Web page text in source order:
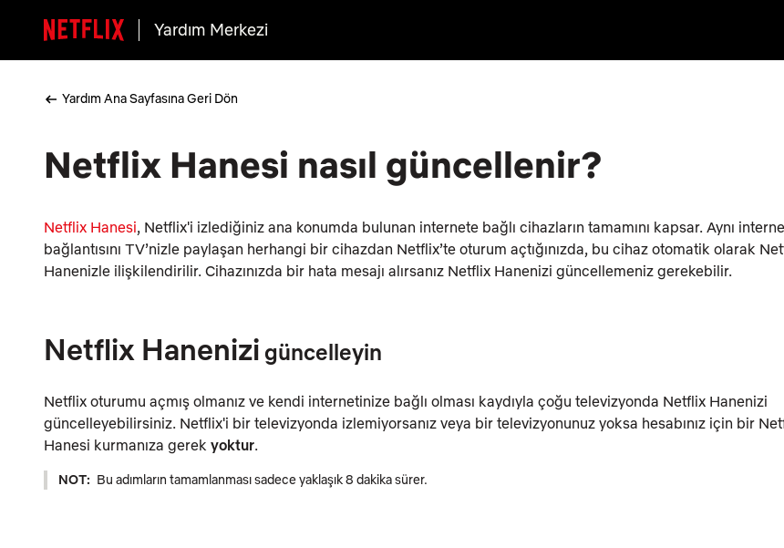
Yardım Merkezi
Yardım Ana Sayfasına Geri Dön
Netflix Hanesi nasıl güncellenir?
Netflix Hanesi, Netflix'i izlediğiniz ana konumda bulunan internete bağlı cihazların tamamını kapsar. Aynı
bağlantısını TV’nizle paylaşan herhangi bir cihazdan Netflix’te oturum açtığınızda, bu cihaz otomatik olarak
Hanenizle ilişkilendirilir. Cihazınızda bir hata mesajı alırsanız Netflix Hanenizi güncellemeniz gerekebilir.
Netflix Hanenizi güncelleyin
Netflix oturumu açmış olmanız ve kendi internetinize bağlı olması kaydıyla çoğu televizyonda Netflix Hanenizi
güncelleyebilirsiniz. Netflix'i bir televizyonda izlemiyorsanız veya bir televizyonunuz yoksa hesabınız için bir
Hanesi kurmanıza gerek yoktur.
NOT: Bu adımların tamamlanması sadece yaklaşık 8 dakika sürer.